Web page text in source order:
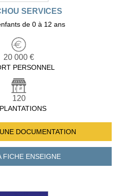
SERVICES
de 0 à 12 ans
20 000 €
PERSONNEL
120
DOCUMENTATION
FICHEENSEIGNE